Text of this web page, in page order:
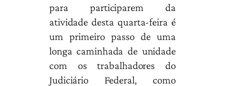
para participarem da
atividade desta quarta-feira é
um primeiro passo de uma
longa caminhada de unidade
com os trabalhadores do
Judiciário Federal, como